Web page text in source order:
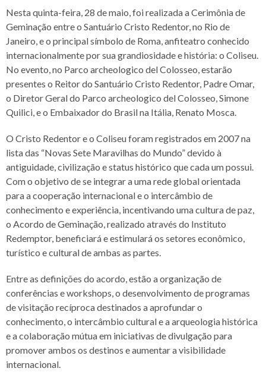
Nesta quinta-feira, 28 de maio, foi realizada a Cerimônia de
Geminação entre o Santuário Cristo Redentor, no Rio de
Janeiro, e o principal símbolo de Roma, anfiteatro conhecido
internacionalmente por sua grandiosidade e história: o Coliseu.
No evento, no Parco archeologico del Colosseo, estarão
presentes o Reitor do Santuário Cristo Redentor, Padre Omar,
o Diretor Geral do Parco archeologico del Colosseo, Simone
Quilici, e o Embaixador do Brasil na Itália, Renato Mosca.
O Cristo Redentor e o Coliseu foram registrados em 2007 na
lista das “Novas Sete Maravilhas do Mundo” devido à
antiguidade, civilização e status histórico que cada um possui.
Com o objetivo de se integrar a uma rede global orientada
para a cooperação internacional e o intercâmbio de
conhecimento e experiência, incentivando uma cultura de paz,
o Acordo de Geminação, realizado através do Instituto
Redemptor, beneficiará e estimulará os setores econômico,
turístico e cultural de ambas as partes.
Entre as definições do acordo, estão a organização de
conferências e workshops, o desenvolvimento de programas
de visitação recíproca destinados a aprofundar o
conhecimento, o intercâmbio cultural e a arqueologia histórica
e a colaboração mútua em iniciativas de divulgação para
promover ambos os destinos e aumentar a visibilidade
internacional.